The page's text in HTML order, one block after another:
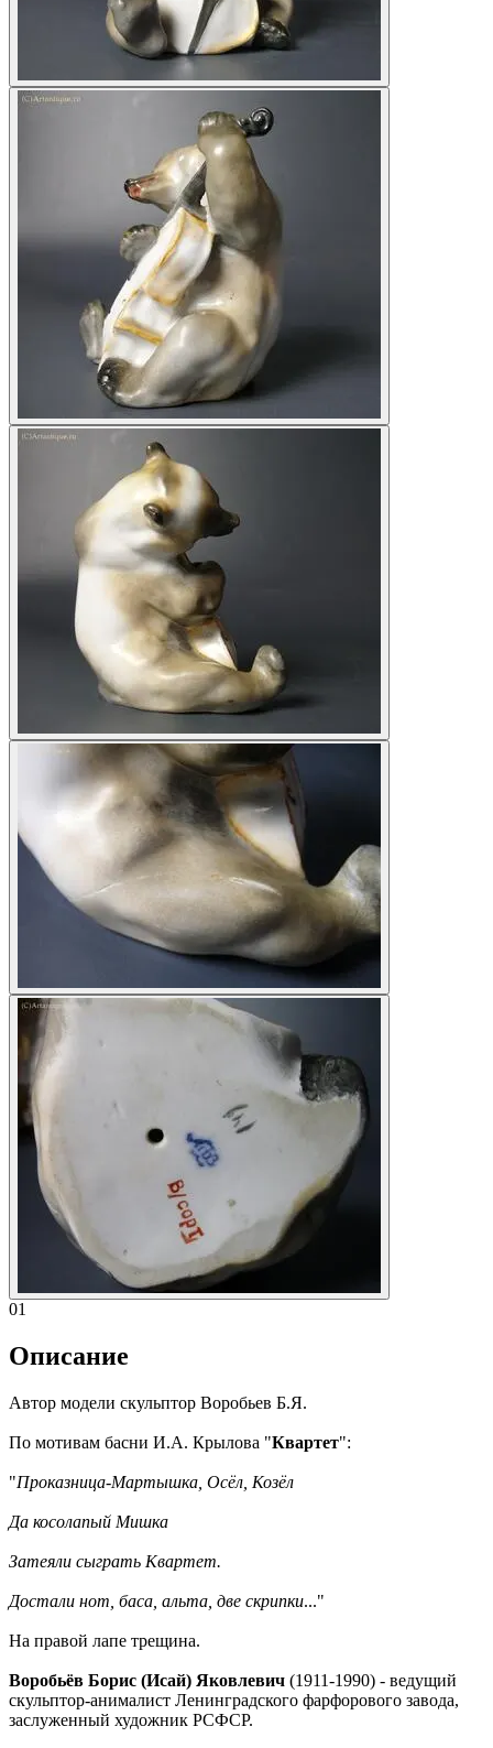
01
Описание
Автор модели скульптор Воробьев Б.Я.
По мотивам басни И.А. Крылова "Квартет":
"Проказница-Мартышка, Осёл, Козёл
Да косолапый Мишка
Затеяли сыграть Квартет.
Достали нот, баса, альта, две скрипки..."
На правой лапе трещина.
Воробьёв Борис (Исай) Яковлевич (1911-1990) - ведущий
скульптор-анималист Ленинградского фарфорового завода,
заслуженный художник РСФСР.